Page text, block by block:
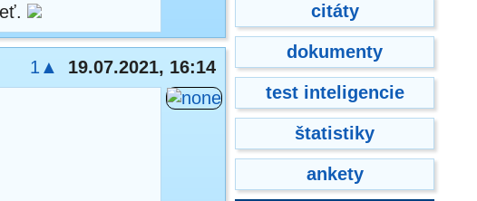
1▲
19.07.2021, 16:14
citáty
dokumenty
test inteligencie
štatistiky
ankety